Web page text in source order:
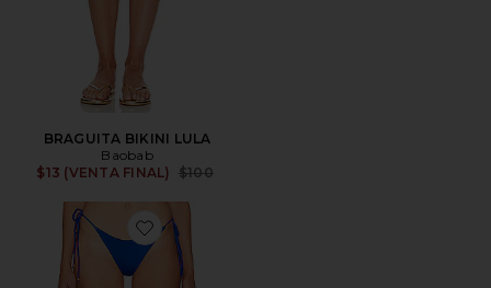
BRAGUITA BIKINI LULA
Baobab
$13 (VENTA FINAL)
Previous price:
$100
Favorite BRAGUITA BIKINI NIA